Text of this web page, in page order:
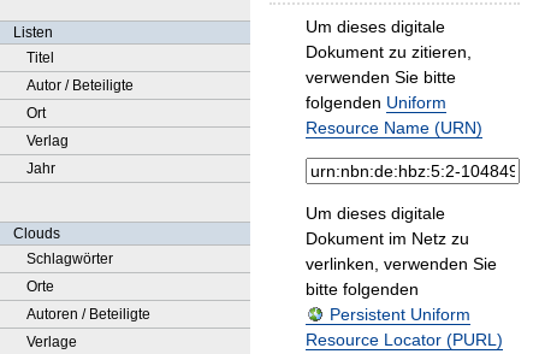
Listen
Titel
Autor / Beteiligte
Ort
Verlag
Jahr
Clouds
Schlagwörter
Orte
Autoren / Beteiligte
Verlage
Um dieses digitale
Dokument zu zitieren,
verwenden Sie bitte
folgenden Uniform
Resource Name (URN)
Um dieses digitale
Dokument im Netz zu
verlinken, verwenden Sie
bitte folgenden
Persistent Uniform
Resource Locator (PURL)